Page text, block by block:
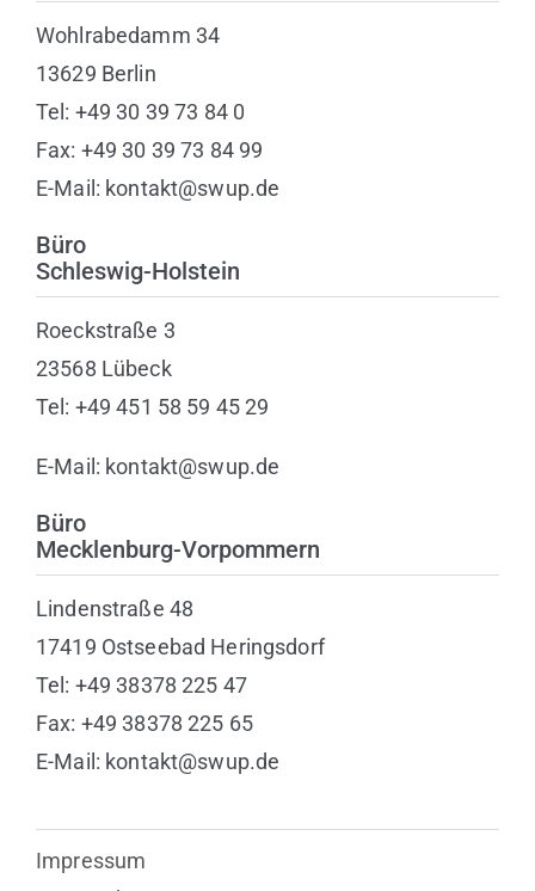
Wohlrabedamm 34
13629 Berlin
Tel: +49 30 39 73 84 0
Fax: +49 30 39 73 84 99
E-Mail: kontakt@swup.de
Büro
Schleswig-Holstein
Roeckstraße 3
23568 Lübeck
Tel: +49 451 58 59 45 29
E-Mail: kontakt@swup.de
Büro
Mecklenburg-Vorpommern
Lindenstraße 48
17419 Ostseebad Heringsdorf
Tel: +49 38378 225 47
Fax: +49 38378 225 65
E-Mail: kontakt@swup.de
Impressum